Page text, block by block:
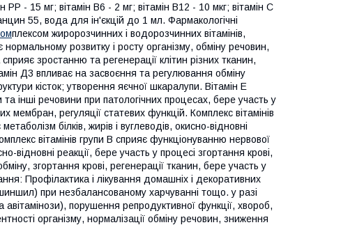
РР - 15 мг; вітамін В6 - 2 мг; вітамін В12 - 10 мкг; вітамін С
55, вода для ін'єкцій до 1 мл. Фармакологічні
плексом жиророзчинних і водорозчинних вітамінів,
розвитку і росту організму, обміну речовин,
зростанню та регенерації клітин різних тканин,
Д3 впливає на засвоєння та регулювання обміну
кісток; утворення яєчної шкаралупи. Вітамін Е
інші речовини при патологічних процесах, бере участь у
мембран, регуляції статевих функцій. Комплекс вітамінів
білків, жирів і вуглеводів, окисно-відновні
вітамінів групи В сприяє функціонуванню нервової
відновні реакції, бере участь у процесі згортання крові,
згортання крові, регенерації тканин, бере участь у
Профілактика і лікування домашніх і декоративних
при незбалансованому харчуванні тощо. у разі
авітамінози), порушення репродуктивної функції, хвороб,
організму, нормалізації обміну речовин, зниження